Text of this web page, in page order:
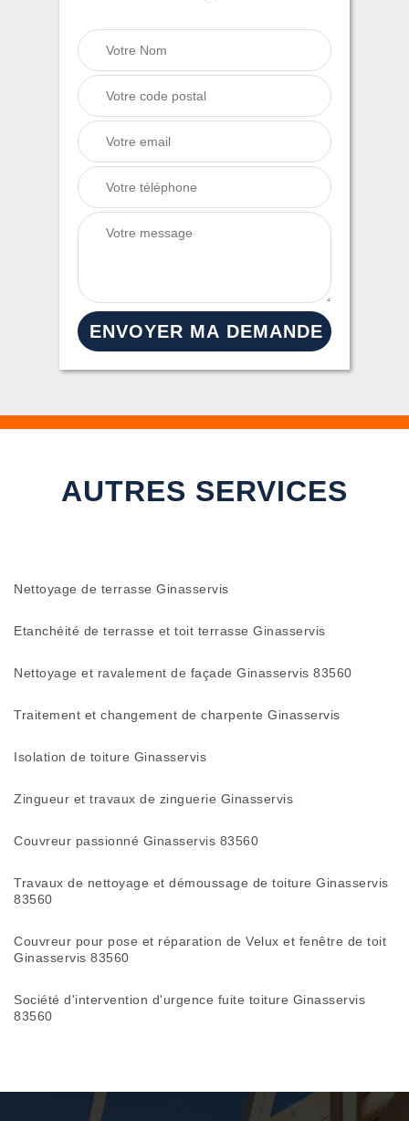
AUTRES SERVICES
Nettoyage de terrasse Ginasservis
Etanchéité de terrasse et toit terrasse Ginasservis
Nettoyage et ravalement de façade Ginasservis 83560
Traitement et changement de charpente Ginasservis
Isolation de toiture Ginasservis
Zingueur et travaux de zinguerie Ginasservis
Couvreur passionné Ginasservis 83560
Travaux de nettoyage et démoussage de toiture Ginasservis
83560
Couvreur pour pose et réparation de Velux et fenêtre de toit
Ginasservis 83560
Société d'intervention d'urgence fuite toiture Ginasservis
83560